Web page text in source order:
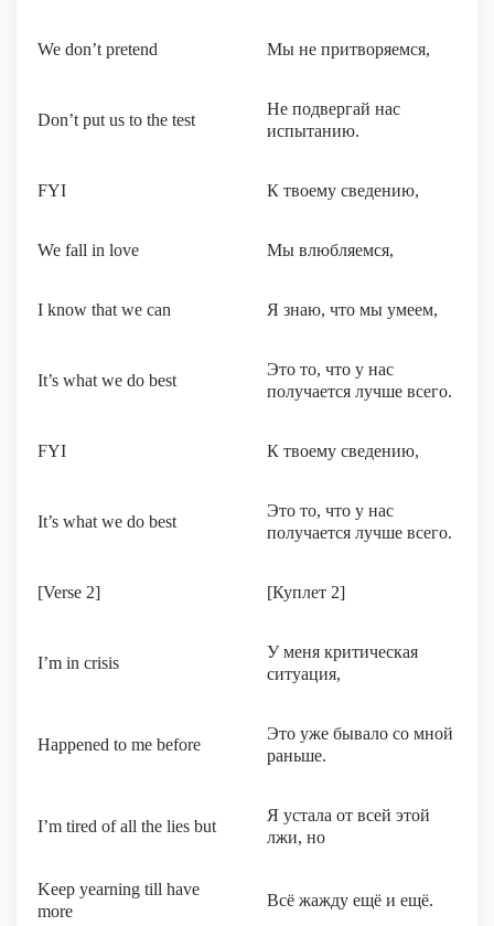
We don’t pretend Мы не притворяемся,
Don’t put us to the test
Не подвергай нас
испытанию.
FYI К твоему сведению,
We fall in love Мы влюбляемся,
I know that we can Я знаю, что мы умеем,
It’s what we do best
Это то, что у нас
получается лучше всего.
FYI К твоему сведению,
It’s what we do best
Это то, что у нас
получается лучше всего.
[Verse 2] [Куплет 2]
I’m in crisis
У меня критическая
ситуация,
Happened to me before
Это уже бывало со мной
раньше.
I’m tired of all the lies but
Я устала от всей этой
лжи, но
Keep yearning till have
more
Всё жажду ещё и ещё.